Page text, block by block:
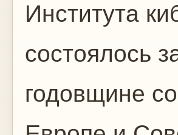
Института
состоялось
годовщине